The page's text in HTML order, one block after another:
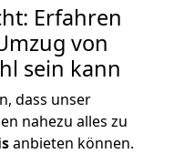
Erfahren
von
sein kann
dass unser
nahezu alles zu
anbieten können.